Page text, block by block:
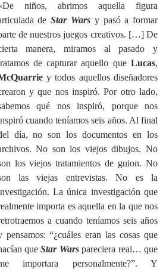
niños, abrimos aquella figura
deStar Warsy pasó a formar
de nuestros juegos creativos. […] De
manera, miramos al pasado y
de capturar aquello queLucas,
y todos aquellos diseñadores
y que nos inspiró. Por otro lado,
qué nos inspiró, porque nos
cuando teníamos seis años. Al final
día, no son los documentos en los
No son los viejos dibujos. No
los viejos tratamientos de guion. No
las viejas entrevistas. No es la
La única investigación que
importa es aquella en la que nos
a cuando teníamos seis años
pensamos: “¿cuáles eran las cosas que
queStar Warspareciera real… que
importara personalmente?”. Y